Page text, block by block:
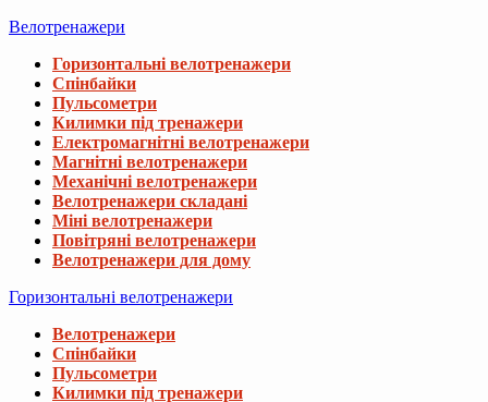
Велотренажери
Горизонтальні велотренажери
Спінбайки
Пульсометри
Килимки під тренажери
Електромагнітні велотренажери
Магнітні велотренажери
Механічні велотренажери
Велотренажери складані
Міні велотренажери
Повітряні велотренажери
Велотренажери для дому
Горизонтальні велотренажери
Велотренажери
Спінбайки
Пульсометри
Килимки під тренажери